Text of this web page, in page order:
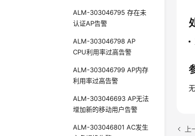
ALM-303046795 存在未
认证AP告警
ALM-303046798 AP
CPU利用率过高告警
ALM-303046799 AP内存
利用率过高告警
ALM-303046693 AP无法
增加新的移动用户告警
ALM-303046801 AC发生
无